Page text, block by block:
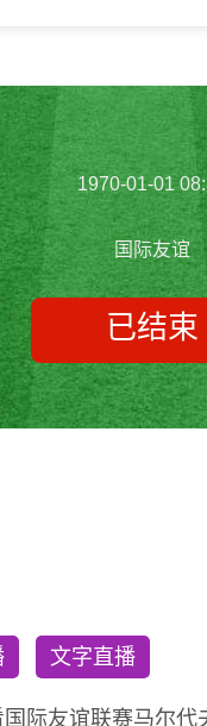
1970-01-01
国际友谊
已结束
文字直播
际友谊联赛马尔代